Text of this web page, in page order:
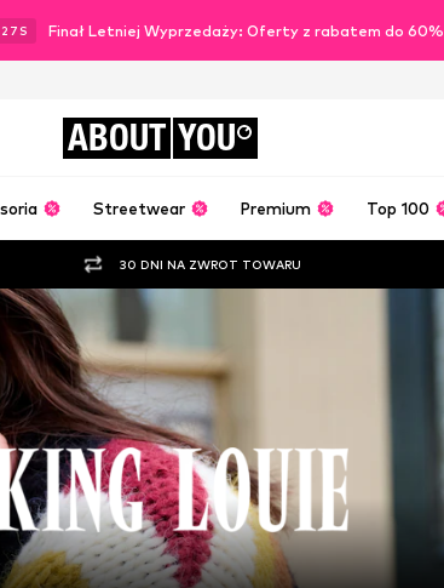
25 S Finał Letniej Wyprzedaży: Oferty z rabatem do 60%
ABOUT YOU
Streetwear Premium Top 100
30 DNI NA ZWROT TOWARU